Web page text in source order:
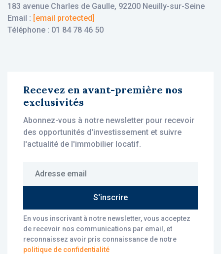
183 avenue Charles de Gaulle, 92200 Neuilly-sur-Seine
Email : [email protected]
Téléphone : 01 84 78 46 50
Recevez en avant-première nos
exclusivités
Abonnez-vous à notre newsletter pour recevoir
des opportunités d'investissement et suivre
l'actualité de l'immobilier locatif.
S'inscrire
En vous inscrivant à notre newsletter, vous acceptez
de recevoir nos communications par email, et
reconnaissez avoir pris connaissance de notre
politique de confidentialité